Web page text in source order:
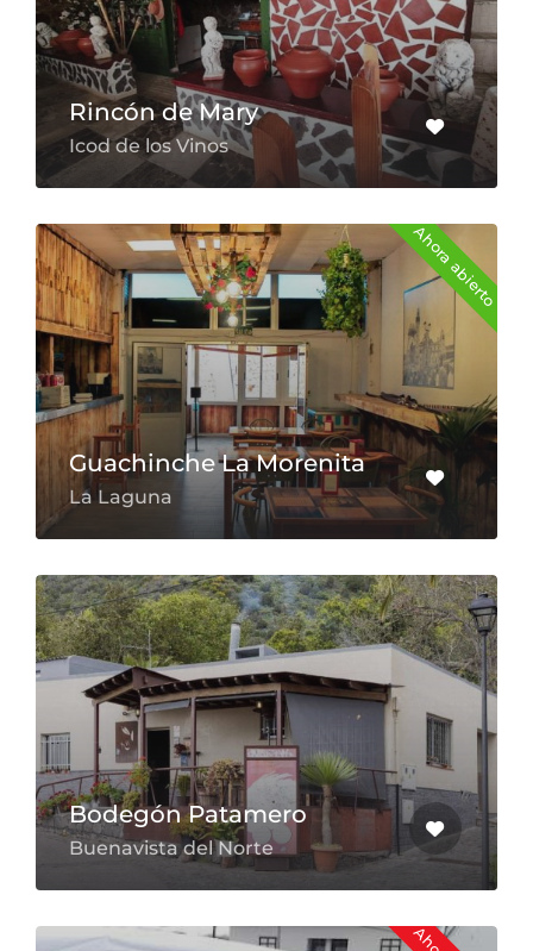
Rincón de Mary
Icod de los Vinos
Ahora abierto
Guachinche La Morenita
La Laguna
Bodegón Patamero
Buenavista del Norte